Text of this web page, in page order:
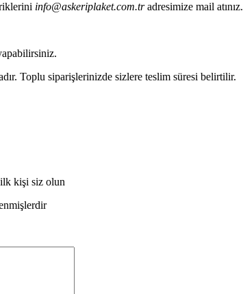
info@askeriplaket.com.tradresimize mail atınız.
Toplu siparişlerinizde sizlere teslim süresi belirtilir.
kişi siz olun